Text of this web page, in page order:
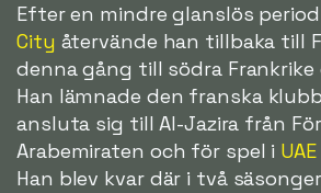
Efter en mindre glanslös
City återvände han tillbaka till
denna gång till södra Frankrike
Han lämnade den franska
ansluta sig till Al-Jazira från
Arabemiraten och för spel i
Han blev kvar där i två